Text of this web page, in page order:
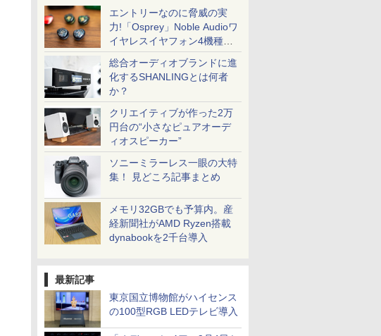
エントリーなのに脅威の実
力!「Osprey」Noble Audioワ
イヤレスイヤフォン4機種を
一気に聴く
総合オーディオブランドに進
化するSHANLINGとは何者
か？
クリエイティブが作った2万
円台の“小さなピュアオーデ
ィオスピーカー”
ソニーミラーレス一眼の大特
集！ 見どころ記事まとめ
メモリ32GBでも予算内。産
経新聞社がAMD Ryzen搭載
dynabookを2千台導入
最新記事
東京国立博物館がハイセンス
の100型RGB LEDテレビ導入